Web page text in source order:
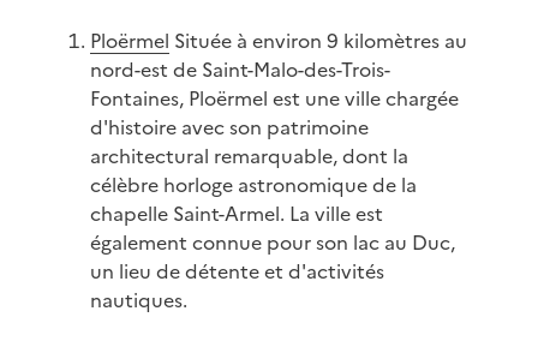
Ploërmel Située à environ 9 kilomètres au
nord-est de Saint-Malo-des-Trois-
Fontaines, Ploërmel est une ville chargée
d'histoire avec son patrimoine
architectural remarquable, dont la
célèbre horloge astronomique de la
chapelle Saint-Armel. La ville est
également connue pour son lac au Duc,
un lieu de détente et d'activités
nautiques.